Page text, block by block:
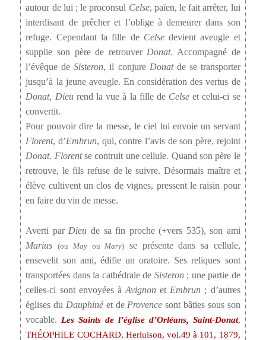
autour de lui ; le proconsul Celse, païen, le fait arrêter, lui
interdisant de prêcher et l’oblige à demeurer dans son
refuge. Cependant la fille de Celsedevient aveugle et
supplie son père de retrouverDonat. Accompagné de
l’évêque deSisteron, il conjure Donat de se transporter
jusqu’à la jeune aveugle. En considération des vertus de
Donat, Dieurend la vue à la fille de Celse et celui-ci se
convertit.
Pour pouvoir dire la messe, le ciel lui envoie un servant
Florent, d’Embrun, qui, contre l’avis de son père, rejoint
Donat. Florentse contruit une cellule. Quand son père le
retrouve, le fils refuse de le suivre. Désormais maître et
élève cultivent un clos de vignes, pressent le raisin pour
en faire du vin de messe.
Averti parDieu de sa fin proche (+vers 535), son ami
Marius
(ou MayouMary) se présente dans sa cellule,
ensevelit son ami, édifie un oratoire. Ses reliques sont
transportées dans la cathédrale de Sisteron; une partie de
celles-ci sont envoyées àAvignon etEmbrun ; d’autres
églises duDauphinéet deProvence sont bâties sous son
vocable.Les Saints de l’église d’Orléans, Saint-Donat,
THÉOPHILE COCHARD, Herluison, vol.49 à 101, 1879,